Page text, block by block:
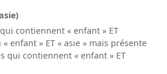
contiennent « enfant » ET
enfant » ET « asie » mais présente
qui contiennent « enfant » ET